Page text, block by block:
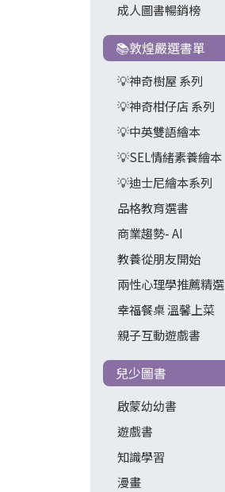
成人圖書暢銷榜
📚敦煌嚴選書單
💡神奇樹屋 系列
💡神奇柑仔店 系列
💡中英雙語繪本
💡SEL情緒素養繪本
💡迪士尼繪本系列
品格教育選書
商業趨勢- AI
教養從朋友開始
兩性心理學推薦精選
幸福餐桌 溫馨上菜
親子互動遊戲書
兒少圖書
啟蒙幼幼書
遊戲書
知識學習
漫畫